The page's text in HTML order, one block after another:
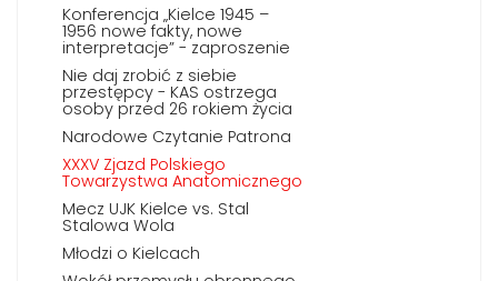
Konferencja „Kielce 1945 –
1956 nowe fakty, nowe
interpretacje” - zaproszenie
Nie daj zrobić z siebie
przestępcy - KAS ostrzega
osoby przed 26 rokiem życia
Narodowe Czytanie Patrona
XXXV Zjazd Polskiego
Towarzystwa Anatomicznego
Mecz UJK Kielce vs. Stal
Stalowa Wola
Młodzi o Kielcach